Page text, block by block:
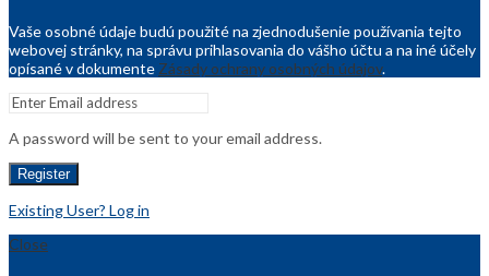
Vaše osobné údaje budú použité na zjednodušenie používania tejto
webovej stránky, na správu prihlasovania do vášho účtu a na iné účely
opísané v dokumente Zásady ochrany osobných údajov.
A password will be sent to your email address.
Register
Existing User? Log in
Close